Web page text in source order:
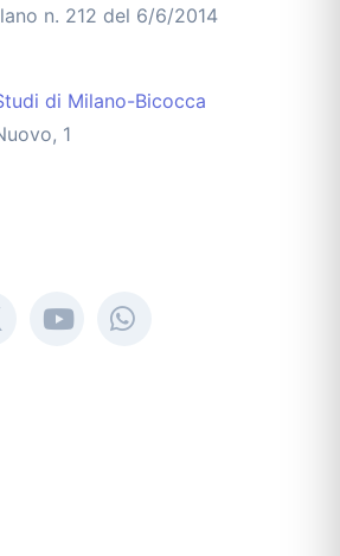
n. 212 del 6/6/2014
di Milano-Bicocca
1